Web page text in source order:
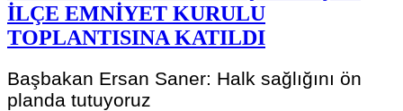
İLÇE EMNİYET KURULU
TOPLANTISINA KATILDI
Başbakan Ersan Saner: Halk sağlığını ön
planda tutuyoruz